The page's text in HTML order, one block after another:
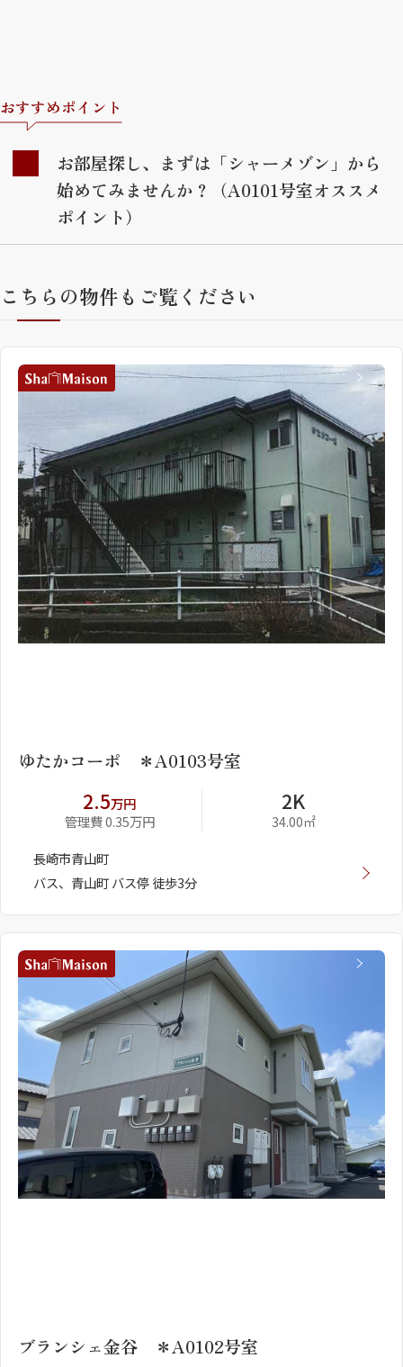
おすすめポイント
お部屋探し、まずは「シャーメゾン」から
始めてみませんか？（A0101号室オススメ
ポイント）
こちらの物件もご覧ください
ゆたかコーポ ＊A0103号室
2.5万円
管理費 0.35万円
2K
34.00㎡
長崎市青山町
バス、青山町 バス停 徒歩3分
ブランシェ金谷 ＊A0102号室